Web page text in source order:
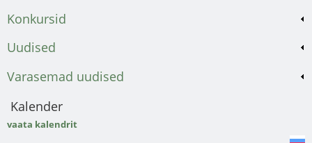
Konkursid
Uudised
Varasemad uudised
Kalender
vaata kalendrit